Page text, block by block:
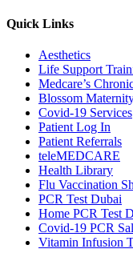
Quick Links
Aesthetics
Life Support
Medcare’s
Blossom
Covid-19 Services
Patient Log In
Patient Referrals
teleMEDCARE
Health Library
Flu Vaccination
PCR Test Dubai
Home PCR Test
Covid-19 PCR
Vitamin Infusion